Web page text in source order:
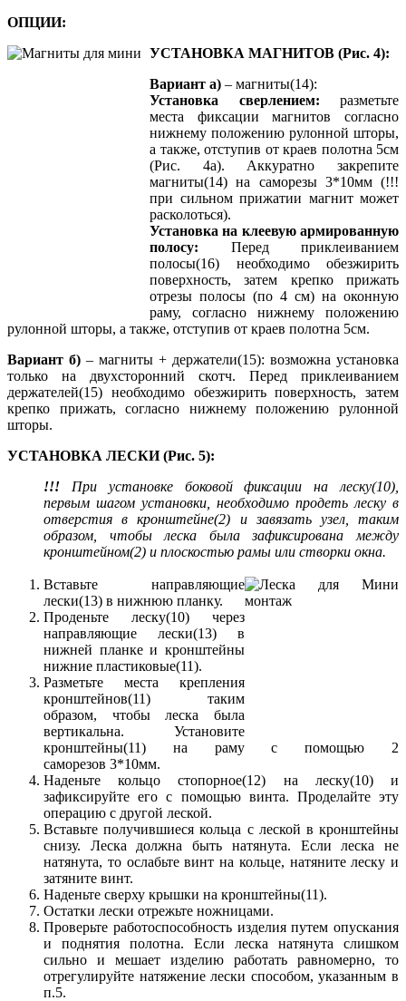
ОПЦИИ:
УСТАНОВКА МАГНИТОВ (Рис. 4):
Вариант а) – магниты(14):
Установка сверлением: разметьте
места фиксации магнитов согласно
нижнему положению рулонной шторы,
а также, отступив от краев полотна 5см
(Рис. 4а). Аккуратно закрепите
магниты(14) на саморезы 3*10мм (!!!
при сильном прижатии магнит может
расколоться).
Установка на клеевую армированную
полосу: Перед приклеиванием
полосы(16) необходимо обезжирить
поверхность, затем крепко прижать
отрезы полосы (по 4 см) на оконную
раму, согласно нижнему положению
рулонной шторы, а также, отступив от краев полотна 5см.
Вариант б) – магниты + держатели(15): возможна установка
только на двухсторонний скотч. Перед приклеиванием
держателей(15) необходимо обезжирить поверхность, затем
крепко прижать, согласно нижнему положению рулонной
шторы.
УСТАНОВКА ЛЕСКИ (Рис. 5):
!!! При установке боковой фиксации на леску(10),
первым шагом установки, необходимо продеть леску в
отверстия в кронштейне(2) и завязать узел, таким
образом, чтобы леска была зафиксирована между
кронштейном(2) и плоскостью рамы или створки окна.
Вставьте направляющие
лески(13) в нижнюю планку.
Проденьте леску(10) через
направляющие лески(13) в
нижней планке и кронштейны
нижние пластиковые(11).
Разметьте места крепления
кронштейнов(11) таким
образом, чтобы леска была
вертикальна. Установите
кронштейны(11) на раму с помощью 2
саморезов 3*10мм.
Наденьте кольцо стопорное(12) на леску(10) и
зафиксируйте его с помощью винта. Проделайте эту
операцию с другой леской.
Вставьте получившиеся кольца с леской в кронштейны
снизу. Леска должна быть натянута. Если леска не
натянута, то ослабьте винт на кольце, натяните леску и
затяните винт.
Наденьте сверху крышки на кронштейны(11).
Остатки лески отрежьте ножницами.
Проверьте работоспособность изделия путем опускания
и поднятия полотна. Если леска натянута слишком
сильно и мешает изделию работать равномерно, то
отрегулируйте натяжение лески способом, указанным в
п.5.